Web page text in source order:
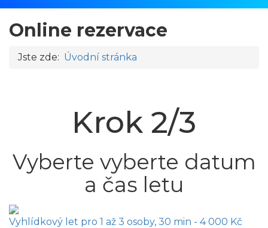
Online rezervace
Jste zde: Úvodní stránka
Krok 2/3
Vyberte vyberte datum
a čas letu
Vyhlídkový let pro 1 až 3 osoby, 30 min - 4 000 Kč